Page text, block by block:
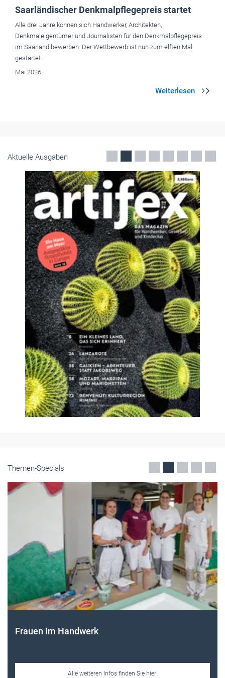
Saarländischer Denkmalpflegepreis startet
Alle drei Jahre können sich Handwerker, Architekten,
Denkmaleigentümer und Journalisten für den Denkmalpflegepreis
im Saarland bewerben. Der Wettbewerb ist nun zum elften Mal
gestartet.
Mai 2026
Aktuelle Ausgaben
Themen-Specials
Frauen im Handwerk
Alle weiteren Infos finden Sie hier!